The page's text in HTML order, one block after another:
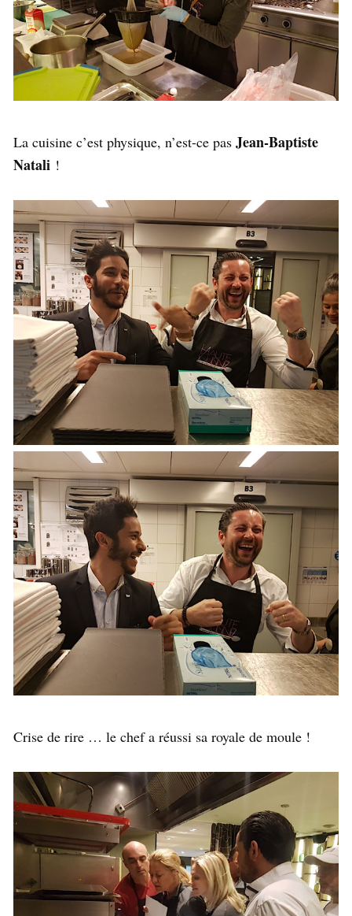
La cuisine c’est physique, n’est-ce pas Jean-Baptiste
Natali !
Crise de rire … le chef a réussi sa royale de moule !